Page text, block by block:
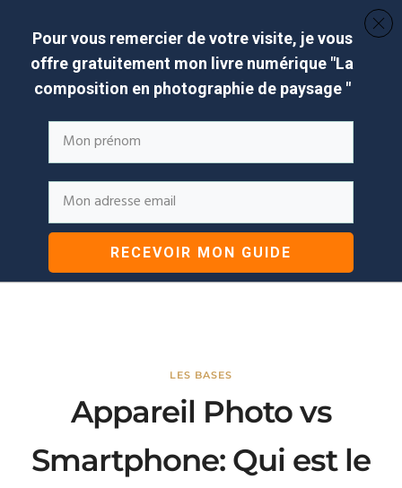
LES BASES
Appareil Photo vs
Smartphone: Qui est le
Pour vous remercier de votre visite, je vous
offre gratuitement mon livre numérique "La
composition en photographie de paysage "
RECEVOIR MON GUIDE